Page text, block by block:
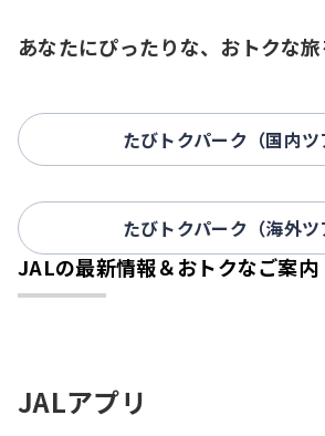
あなたにぴったりな、おトクな
たびトクパーク（国内ツ
たびトクパーク（海外ツ
JALの最新情報＆おトクなご案内
JALアプリ